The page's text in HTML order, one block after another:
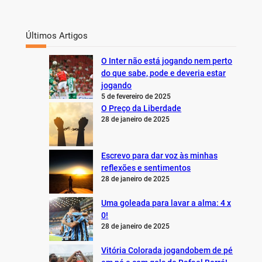
Últimos Artigos
O Inter não está jogando nem perto
do que sabe, pode e deveria estar
jogando
5 de fevereiro de 2025
O Preço da Liberdade
28 de janeiro de 2025
Escrevo para dar voz às minhas
reflexões e sentimentos
28 de janeiro de 2025
Uma goleada para lavar a alma: 4 x
0!
28 de janeiro de 2025
Vitória Colorada jogandobem de pé